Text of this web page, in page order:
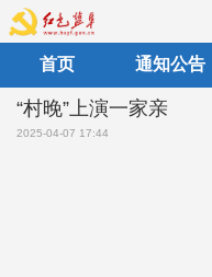
首页 通知公告
“村晚”上演一家亲
2025-04-07 17:44